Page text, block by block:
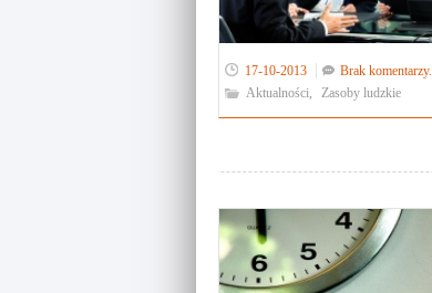
17-10-2013
Brak komentarzy.
Aktualności, Zasoby ludzkie